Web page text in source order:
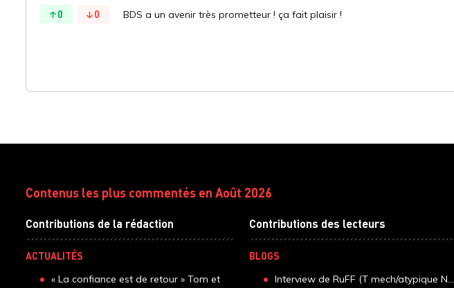
0 0 BDS a un avenir très prometteur ! ça fait plaisir !
Contenus les plus commentés en Août 2026
Contributions de la rédaction
ACTUALITÉS
« La confiance est de retour » Tom et
Contributions des lecteurs
BLOGS
Interview de RuFF (T mech/atypique N...